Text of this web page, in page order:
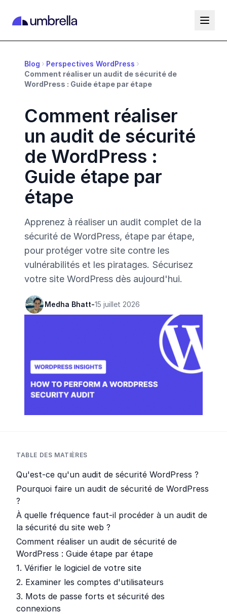
Blog
Perspectives WordPress
Comment réaliser un audit de sécurité de
WordPress : Guide étape par étape
Comment réaliser
un audit de sécurité
de WordPress :
Guide étape par
étape
Apprenez à réaliser un audit complet de la
sécurité de WordPress, étape par étape,
pour protéger votre site contre les
vulnérabilités et les piratages. Sécurisez
votre site WordPress dès aujourd'hui.
Medha Bhatt-15 juillet 2026
TABLE DES MATIÈRES
Qu'est-ce qu'un audit de sécurité WordPress ?
Pourquoi faire un audit de sécurité de WordPress
?
À quelle fréquence faut-il procéder à un audit de
la sécurité du site web ?
Comment réaliser un audit de sécurité de
WordPress : Guide étape par étape
1. Vérifier le logiciel de votre site
2. Examiner les comptes d'utilisateurs
3. Mots de passe forts et sécurité des
connexions